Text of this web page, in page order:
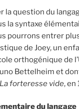
la question du
la syntaxe
pourrons entrer
de Joey, un
orthogénique de
Bettelheim et
La forteresse vide, en
du langage